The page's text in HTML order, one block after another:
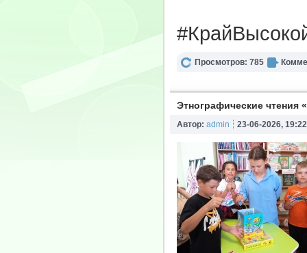
Просмотров: 785
Этнографические чтения
Автор: admin 23-06-2026, 19:22